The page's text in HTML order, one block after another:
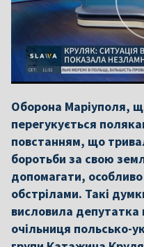
Оборона Маріуполя,
перегукується
повстанням, що
боротьби за свою
допомагати,
обстрілами. Такі
висловила депутатка
очільниця польсько-